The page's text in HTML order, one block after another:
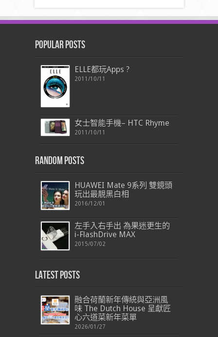
Popular Posts
ELLE都玩Apps ?
2011/10/11
女士智能手機– HTC Rhyme
2011/10/11
Random Posts
HUAWEI Mate 9系列 雙鏡頭
玩出最靚黑白相
2016/12/01
左手入右手出 為果迷更生的
i-FlashDrive MAX
2015/07/02
Latest Posts
融合荷蘭新年傳統與亞洲風
味 The Dutch House 呈獻匠
心六道菜新年菜單
2026/01/27